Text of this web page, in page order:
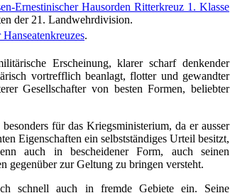
Ernestinischer Hausorden Ritterkreuz 1. Klasse
der 21. Landwehrdivision.
.
Erscheinung, klarer scharf denkender
vortrefflich beanlagt, flotter und gewandter
Gesellschafter von besten Formen, beliebter
für das Kriegsministerium, da er ausser
Eigenschaften ein selbstständiges Urteil besitzt,
auch in bescheidener Form, auch seinen
gegenüber zur Geltung zu bringen versteht.
schnell auch in fremde Gebiete ein. Seine